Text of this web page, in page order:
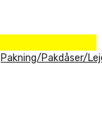
Pakning/Pakdåser/